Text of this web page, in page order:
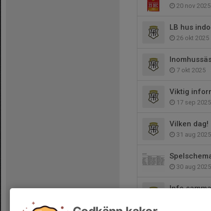
20 nov 2025
LB hus
26 okt 2025
7 okt 2025
Viktig
17 sep 2025
Vilken dag!
31 aug 2025
30 aug 2025
Info